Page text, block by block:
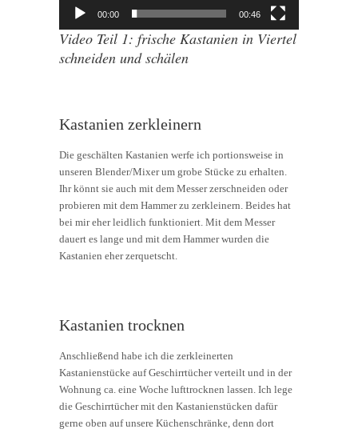
00:00 00:46
Video Teil 1: frische Kastanien in Viertel
schneiden und schälen
Kastanien zerkleinern
Die geschälten Kastanien werfe ich portionsweise in
unseren Blender/Mixer um grobe Stücke zu erhalten.
Ihr könnt sie auch mit dem Messer zerschneiden oder
probieren mit dem Hammer zu zerkleinern. Beides hat
bei mir eher leidlich funktioniert. Mit dem Messer
dauert es lange und mit dem Hammer wurden die
Kastanien eher zerquetscht.
Kastanien trocknen
Anschließend habe ich die zerkleinerten
Kastanienstücke auf Geschirrtücher verteilt und in der
Wohnung ca. eine Woche lufttrocknen lassen. Ich lege
die Geschirrtücher mit den Kastanienstücken dafür
gerne oben auf unsere Küchenschränke, denn dort